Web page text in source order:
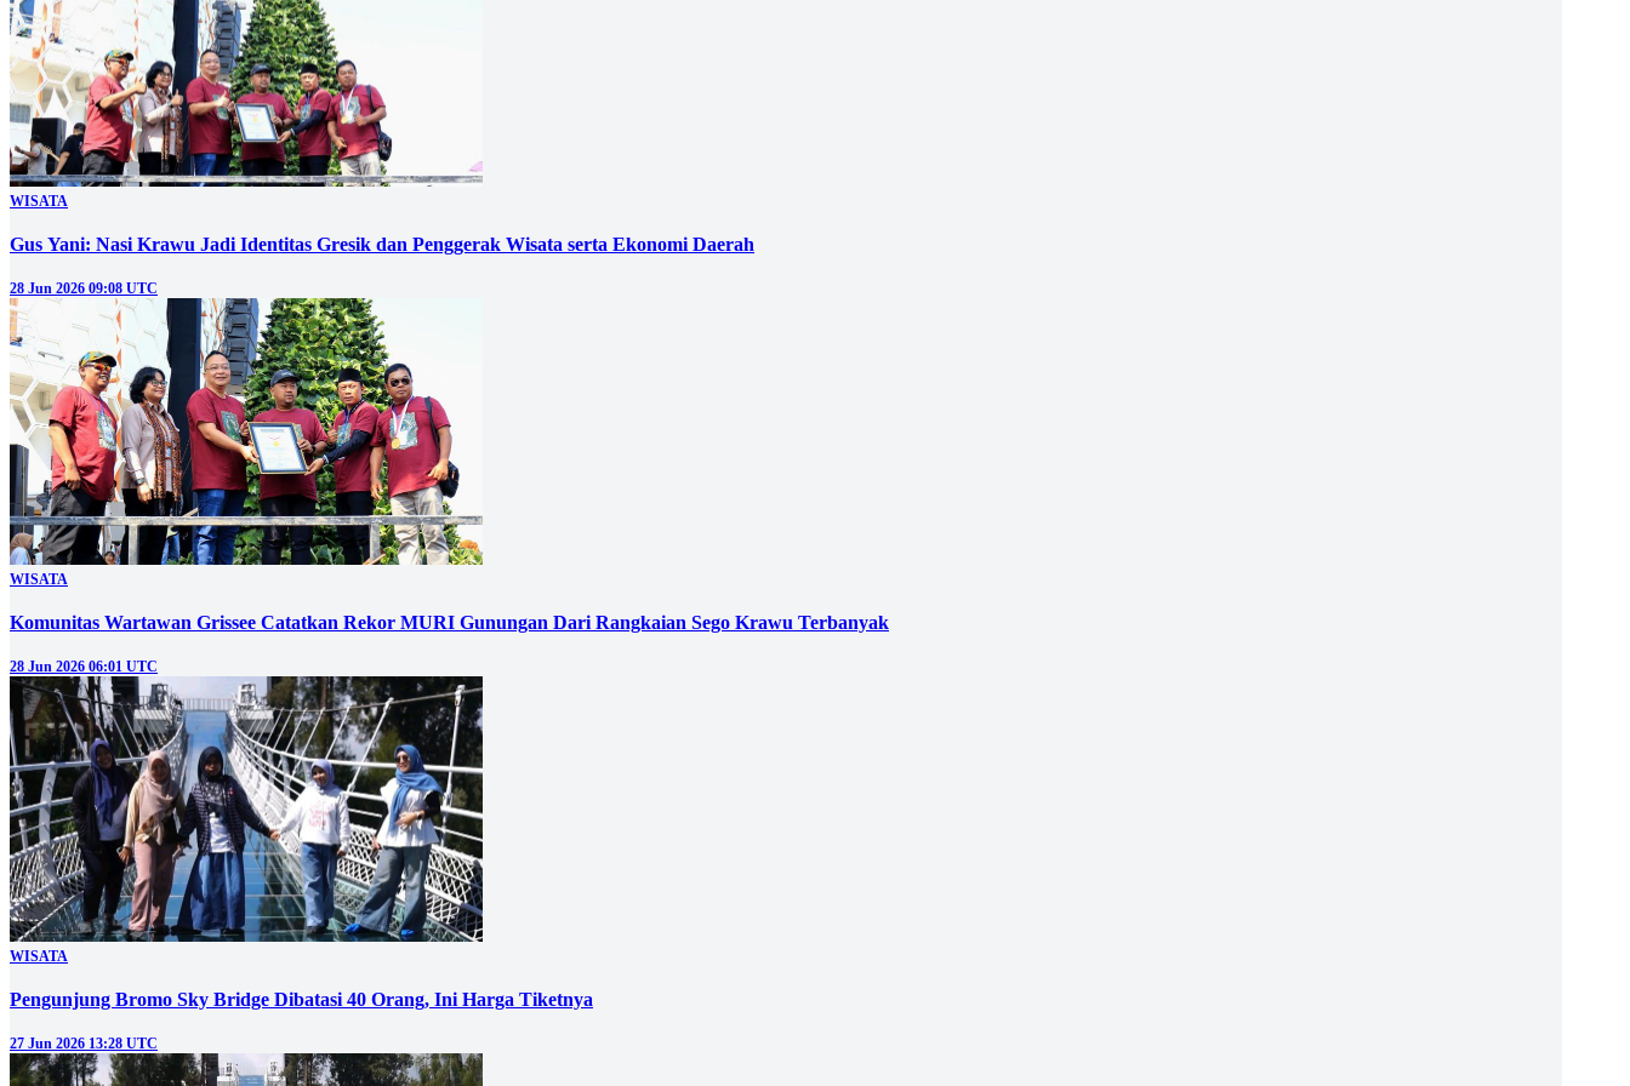
WISATA
Gus Yani: Nasi Krawu Jadi Identitas Gresik dan Penggerak Wisata serta Ekonomi Daerah
28 Jun 2026 09:08 UTC
WISATA
Komunitas Wartawan Grissee Catatkan Rekor MURI Gunungan Dari Rangkaian Sego Krawu Terbanyak
28 Jun 2026 06:01 UTC
WISATA
Pengunjung Bromo Sky Bridge Dibatasi 40 Orang, Ini Harga Tiketnya
27 Jun 2026 13:28 UTC